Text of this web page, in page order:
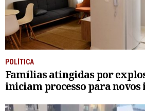
POLÍTICA
Famílias atingidas por
iniciam processo para novos